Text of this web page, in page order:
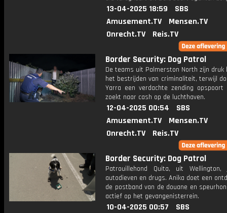
13-04-2025 18:59
SBS
Amusement.TV
Mensen.TV
Onrecht.TV
Reis.TV
Border Security: Dog Patrol
De teams uit Palmerston North zijn druk
het bestrijden van criminaliteit, terwijl
Yarra een verdachte zending opspoort
zoekt naar cash op de luchthaven.
12-04-2025 00:54
SBS
Amusement.TV
Mensen.TV
Onrecht.TV
Reis.TV
Border Security: Dog Patrol
Patrouillehond Quita, uit
autodieven en drugs. Anika doet een
de postband van de douane en
actief op het gevangenisterrein.
10-04-2025 00:57 SBS